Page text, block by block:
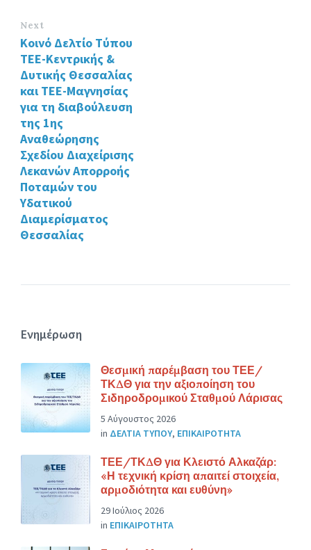
Next
Κοινό Δελτίο Τύπου
ΤΕΕ-Κεντρικής &
Δυτικής Θεσσαλίας
και ΤΕΕ-Μαγνησίας
για τη διαβούλευση
της 1ης
Αναθεώρησης
Σχεδίου Διαχείρισης
Λεκανών Απορροής
Ποταμών του
Υδατικού
Διαμερίσματος
Θεσσαλίας
Ενημέρωση
Θεσμική παρέμβαση του ΤΕΕ/
ΤΚΔΘ για την αξιοποίηση του
Σιδηροδρομικού Σταθμού Λάρισας
5 Αύγουστος 2026
in ΔΕΛΤΙΑ ΤΥΠΟΥ, ΕΠΙΚΑΙΡΟΤΗΤΑ
ΤΕΕ/ΤΚΔΘ για Κλειστό Αλκαζάρ:
«Η τεχνική κρίση απαιτεί στοιχεία,
αρμοδιότητα και ευθύνη»
29 Ιούλιος 2026
in ΕΠΙΚΑΙΡΟΤΗΤΑ